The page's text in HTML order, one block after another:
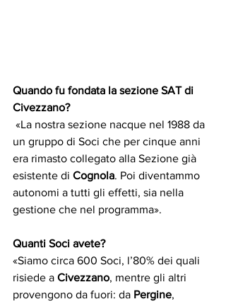
Quando fu fondata la sezione SAT di
Civezzano?
un gruppo di Soci che per cinque anni
era rimasto collegato alla Sezione già
esistente di Cognola. Poi diventammo
autonomi a tutti gli effetti, sia nella
gestione che nel programma».
Quanti Soci avete?
«Siamo circa 600 Soci, l’80% dei quali
risiede a Civezzano, mentre gli altri
provengono da fuori: da Pergine,